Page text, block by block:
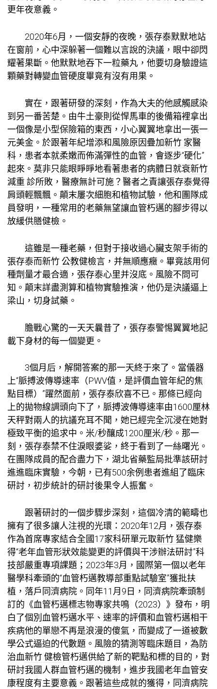
更年夜意義。
2020年6月，一個安靜的夜晚，張存泰默默地站
在窗前，心中深躲著一個難以言說的決議，眼中卻閃
耀著果斷。他默默地吞下一粒藥丸，他要切身驗證這
顆藥對轉變血管硬度畢竟有沒有用果。
實在，跟著研發的深刻，作為大夫的他感觸感染
到另一番苦楚。由牛土豪則從悍馬車的後備箱裡拿出
一個像是小型保險箱的東西，小心翼翼地拿出一張一
元美金。於跟著年紀增添和風險原因疊加新竹 家醫
科 ，患者本就柔嫩而佈滿彈性的血管，會逐步“硬化”
起來。莫非只能眼睜睜地看著患者的病體日就衰新竹
減重 診所敗，醫療無計可施？醫者之責讓張存泰覺得
肩頭輕飄飄。顛末屢次細胞和植物試驗，他和團隊成
員發明，一種常用的老藥無望讓血管朽邁的腳步得以
放緩供膳健檢 。
這雖是一種老藥，但對于接收過心臟支架手術的
張存泰而新竹 公教健檢言，并無順應癥。畢竟該用何
種劑量才最合適，張存泰心里并沒底。風險不問可
知。顛末詳盡測算和植物實驗推演，他仍是決議逼上
梁山，切身試藥。
膽戰心驚的一天天曩昔了，張存泰警惕翼翼地記
載下身材的每一個變更。
3個月后，解開答案的那一天終于來了。當儀器
上“脈搏波傳導速率（PWV值，是評價血管年紀的焦
點目標）”躍然面前，張存泰欣喜不已。那條已經向
上的拋物線調頭向下了，脈搏波傳導速率由1600厘林
天秤對兩人的抗議充耳不聞，她已經完全沉浸在她對
極致平衡的追求中。米/秒釀成1200厘米/秒。那一
刻，張存泰禁不住淚眼婆娑，終于看到了一絲曙光。
在團隊成員的配合盡力下，湖北省藥監局批準該研討
進進臨床實驗，今朝，已有500余例患者進組了臨床
研討，初步統計的研討後果令人振奮。
跟著研討的一個步驟步深刻，這個冷清的範疇也
擁有了很多讓人注視的光環：2020年12月，張存泰
作為首席專家結合全國17家科研單元取新竹 猛健樂
得“老年血管形狀效能變更的評價與干涉辦法研討”科
技部嚴重專項課題；2023年3月，國際第一個以老年
醫學科牽頭的“血管朽邁教導部重點試驗室”獲批扶
植，落戶同濟病院。同年11月9日，同濟病院牽頭制
訂的《血管朽邁標志物專家共鳴（2023）》發布，明
白了個別血管朽邁水平、速率的評價和血管朽邁相干
疾病他的單戀不再是浪漫的傻氣，而變成了一道被數
學公式逼迫的代數題。風險的猜測等臨床題目，為防
治血新竹 健檢管朽邁供給了新的靶點和標的目的，對
研討我國人群血管朽邁的機制，進步我國老年血管安
康程度有主要意義。跟著這些成就的獲得，同濟病院